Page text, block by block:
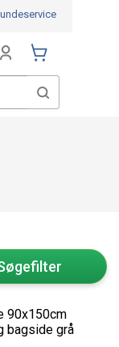
90x150cm
bagside grå